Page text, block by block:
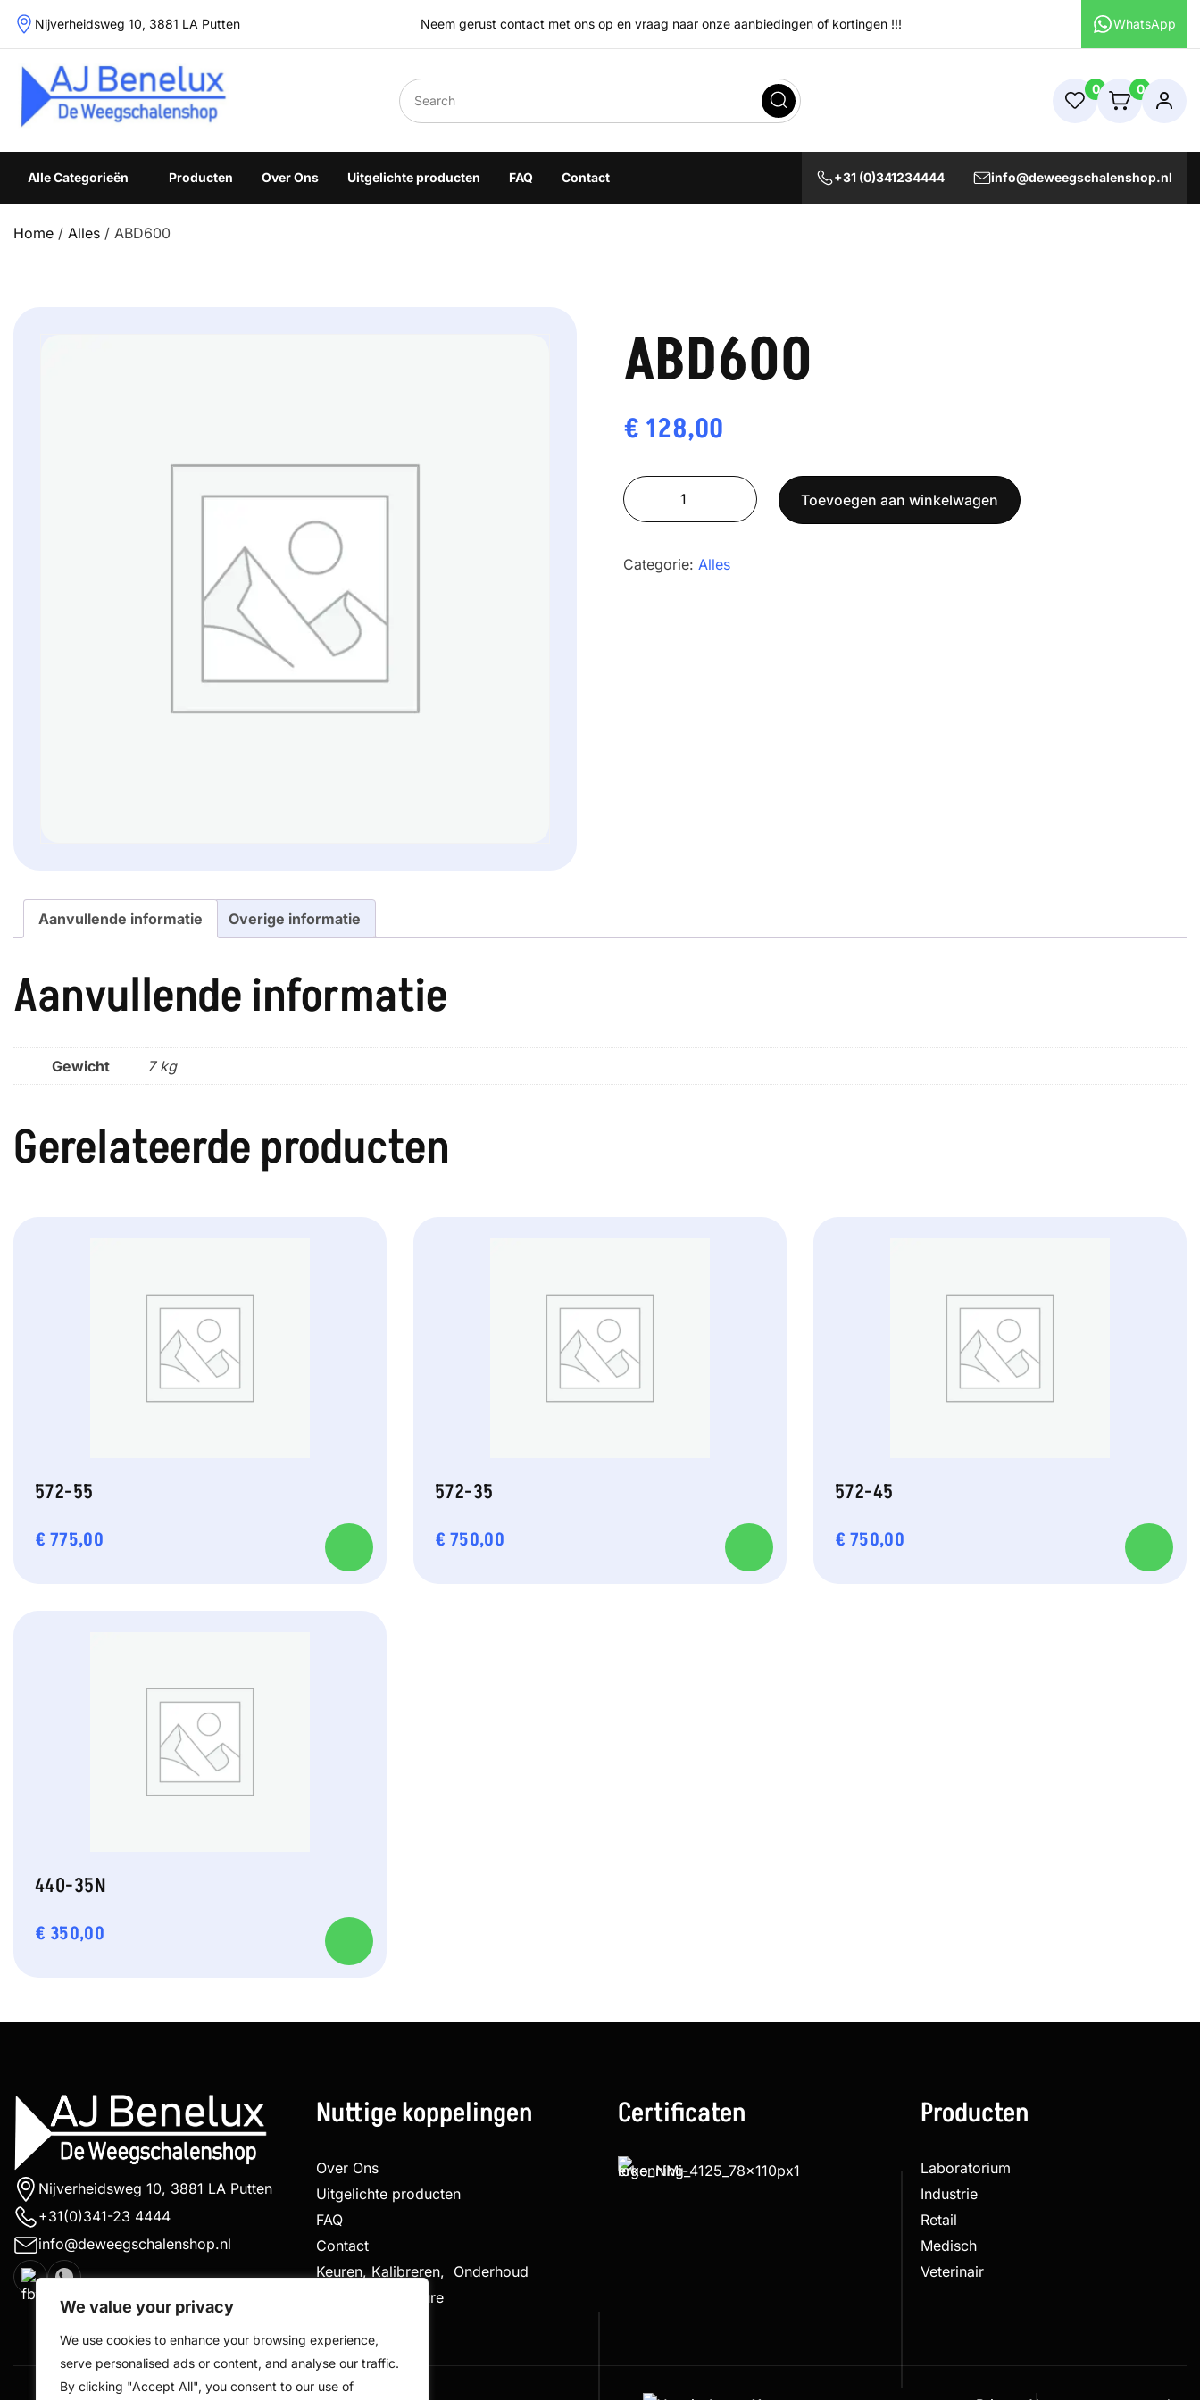
We value your privacy
We use cookies to enhance your browsing experience,
serve personalised ads or content, and analyse our traffic.
By clicking "Accept All", you consent to our use of
Skip
Nijverheidsweg 10, 3881 LA Putten Neem gerust contact met ons op en vraag naar onze aanbiedingen of kortingen !!! WhatsApp
Weegschalenshop | Precisieweegschalen & Industriële Weegoplossingen
0 0
Alle Categorieën Producten Over Ons Uitgelichte producten FAQ Contact +31 (0)341234444 info@deweegschalenshop.nl
Home / Alles / ABD600
ABD600
€ 128,00
ABD600
aantal
Toevoegen aan winkelwagen
Categorie:Alles
Aanvullende informatie Overige informatie
Aanvullende informatie
Gewicht 7 kg
Gerelateerde producten
572-55
€ 775,00
572-35
€ 750,00
572-45
€ 750,00
440-35N
€ 350,00
Nijverheidsweg 10, 3881 LA Putten
+31(0)341-23 4444
info@deweegschalenshop.nl
Nuttige koppelingen
Over Ons
Uitgelichte producten
FAQ
Contact
Keuren, Kalibreren, Onderhoud
Klachtenprocedure
Certificaten Producten
Laboratorium
Industrie
Retail
Medisch
Veterinair